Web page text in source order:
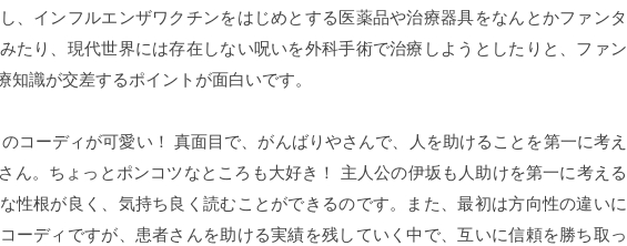
、インフルエンザワクチンをはじめとする医薬品や治療器具をなんとかファンタ
たり、現代世界には存在しない呪いを外科手術で治療しようとしたりと、ファン
知識が交差するポイントが面白いです。
コーディが可愛い！ 真面目で、がんばりやさんで、人を助けることを第一に考え
ん。ちょっとポンコツなところも大好き！ 主人公の伊坂も人助けを第一に考える
性根が良く、気持ち良く読むことができるのです。また、最初は方向性の違いに
ーディですが、患者さんを助ける実績を残していく中で、互いに信頼を勝ち取っ